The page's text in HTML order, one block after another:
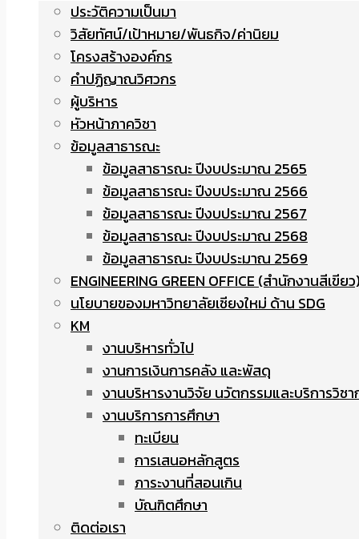
ประวัติความเป็นมา
วิสัยทัศน์/เป้าหมาย/พันธกิจ/ค่านิยม
โครงสร้างองค์กร
คำปฏิญาณวิศวกร
ผู้บริหาร
หัวหน้าภาควิชา
ข้อมูลสาธารณะ
ข้อมูลสาธารณะ ปีงบประมาณ 2565
ข้อมูลสาธารณะ ปีงบประมาณ 2566
ข้อมูลสาธารณะ ปีงบประมาณ 2567
ข้อมูลสาธารณะ ปีงบประมาณ 2568
ข้อมูลสาธารณะ ปีงบประมาณ 2569
ENGINEERING GREEN OFFICE (สำนักงานสีเขีย
นโยบายของมหาวิทยาลัยเชียงใหม่ ด้าน SDG
KM
งานบริหารทั่วไป
งานการเงินการคลัง และพัสดุ
งานบริหารงานวิจัย นวัตกรรมและบริการวิชา
งานบริการการศึกษา
ทะเบียน
การเสนอหลักสูตร
ภาระงานที่สอนเกิน
บัณฑิตศึกษา
ติดต่อเรา